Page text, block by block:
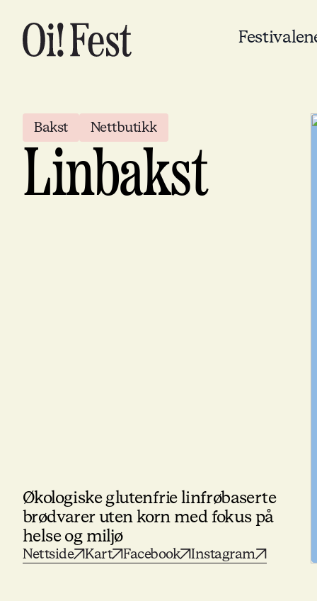
Bakst Nettbutikk
Linbakst
Økologiske glutenfrie linfrøbaserte
brødvarer uten korn med fokus på
helse og miljø
Nettside Kart Facebook Instagram